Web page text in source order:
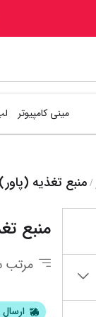
مینی کامپیوتر
/ منبع تغذیه (پاور)
منبع
مرتب
ارسال
11 12